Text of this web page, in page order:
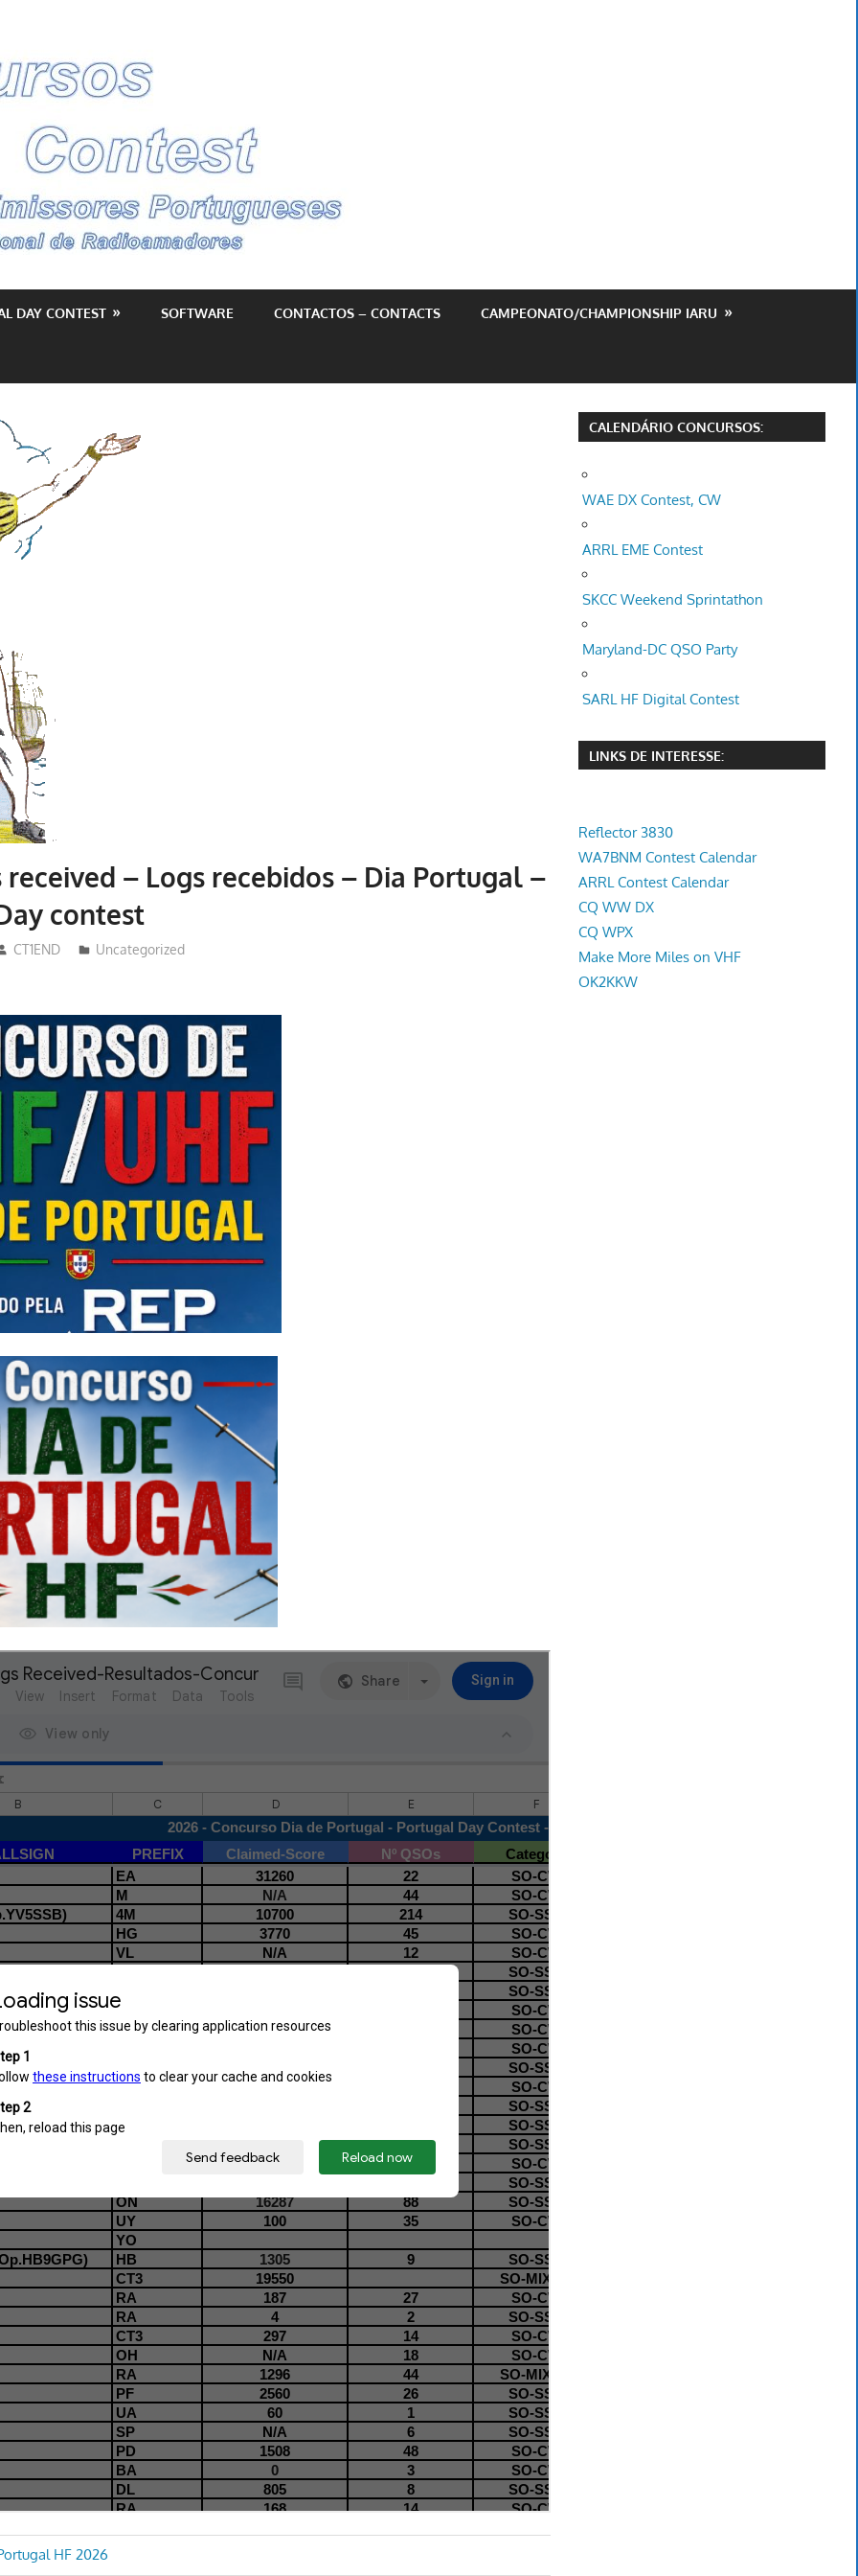
DAY CONTEST SOFTWARE CONTACTOS – CONTACTS CAMPEONATO/CHAMPIONSHIP IARU
received – Logs recebidos – Dia Portugal –
contest
CT1END Uncategorized
HF 2026
CALENDÁRIO CONCURSOS:
WAE DX Contest, CW
ARRL EME Contest
SKCC Weekend Sprintathon
Maryland-DC QSO Party
SARL HF Digital Contest
LINKS DE INTERESSE:
Reflector 3830
WA7BNM Contest Calendar
ARRL Contest Calendar
CQ WW DX
CQ WPX
Make More Miles on VHF
OK2KKW